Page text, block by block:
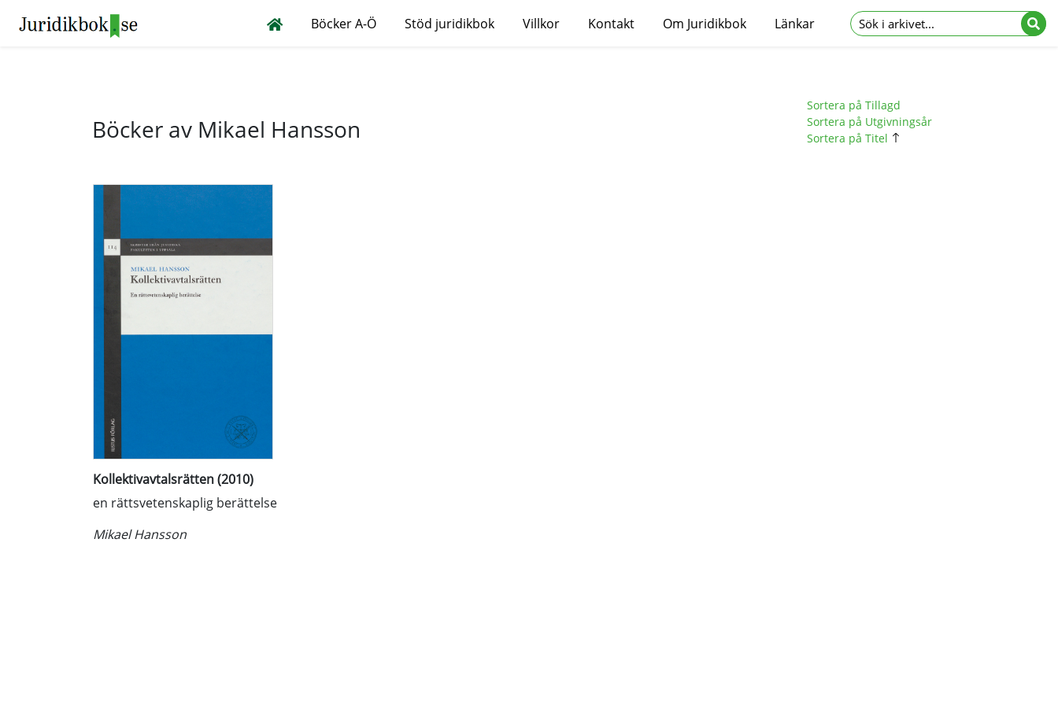
Böcker A-Ö Stöd juridikbok Villkor Kontakt Om Juridikbok Länkar
Böcker av Mikael Hansson
Sortera på Tillagd
Sortera på Utgivningsår
Sortera på Titel
Kollektivavtalsrätten (2010)
en rättsvetenskaplig berättelse
Mikael Hansson